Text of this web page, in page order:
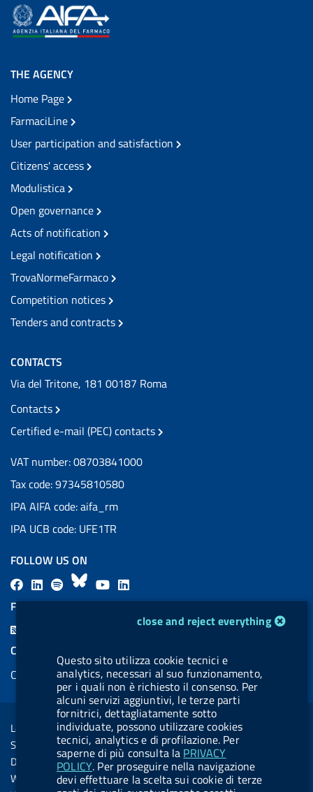
cookie management moduleclose and reject everything
Questo sito utilizza cookie tecnici e
analytics, necessari al suo funzionamento,
per i quali non è richiesto il consenso. Per
alcuni servizi aggiuntivi, le terze parti
fornitrici, dettagliatamente sotto
individuate, possono utilizzare cookies
tecnici, analytics e di profilazione. Per
saperne di più consulta la PRIVACY
POLICY. Per proseguire nella navigazione
devi effettuare la scelta sui cookie di terze
THE AGENCY
Home Page
FarmaciLine
User participation and satisfaction
Citizens' access
Modulistica
Open governance
Acts of notification
Legal notification
TrovaNormeFarmaco
Competition notices
Tenders and contracts
CONTACTS
Via del Tritone, 181 00187 Roma
Contacts
Certified e-mail (PEC) contacts
VAT number: 08703841000
Tax code: 97345810580
IPA AIFA code: aifa_rm
IPA UCB code: UFE1TR
FOLLOW US ON
F
a
L
i
a
l
.
b
u
t
t
o
B
l
s
k
y
Y
o
u
b
e
i
e
d
i
n
FEED RSS
COOKIES
Cookie management
Sezione Link Utili
Legal notice
Social Media Policy
Dichiarazione di accessibilità
Web accessibility